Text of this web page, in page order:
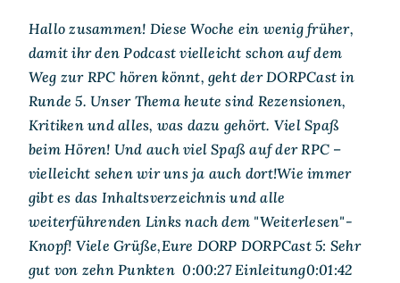
Hallo zusammen! Diese Woche ein wenig früher,
damit ihr den Podcast vielleicht schon auf dem
Weg zur RPC hören könnt, geht der DORPCast in
Runde 5. Unser Thema heute sind Rezensionen,
Kritiken und alles, was dazu gehört. Viel Spaß
beim Hören! Und auch viel Spaß auf der RPC –
vielleicht sehen wir uns ja auch dort!Wie immer
gibt es das Inhaltsverzeichnis und alle
weiterführenden Links nach dem "Weiterlesen"-
Knopf! Viele Grüße,Eure DORP DORPCast 5: Sehr
gut von zehn Punkten 0:00:27 Einleitung0:01:42